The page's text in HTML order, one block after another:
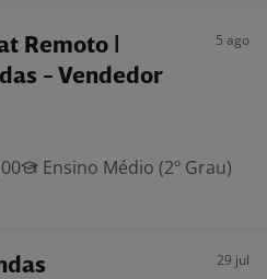
Remoto |
- Vendedor
5 ago
Ensino Médio (2º Grau)
29 jul